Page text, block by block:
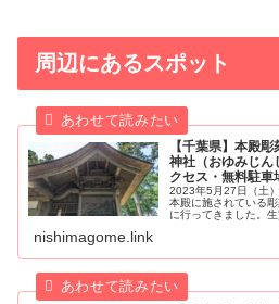
周辺にあるスポット
【千葉県】本殿
神社（おゆみじん
クセス・無料駐車
2023年5月27日（土
本殿に施されている
に行ってきました。
nishimagome.link